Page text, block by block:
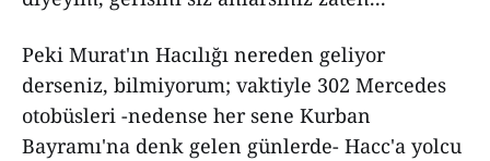
Peki Murat'ın Hacılığı nereden geliyor
derseniz, bilmiyorum; vaktiyle 302 Mercedes
otobüsleri -nedense her sene Kurban
Bayramı'na denk gelen günlerde- Hacc'a yolcu